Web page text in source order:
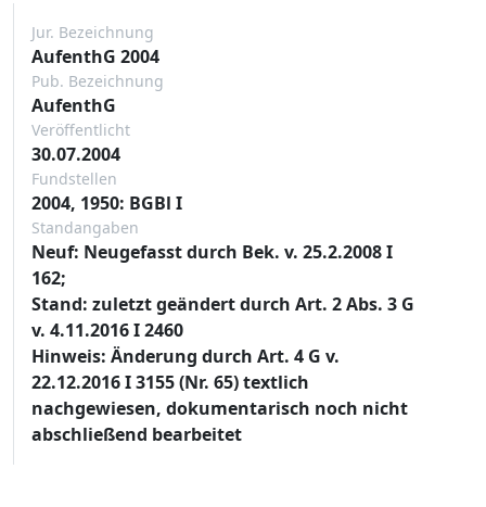
Jur. Bezeichnung
AufenthG 2004
Pub. Bezeichnung
AufenthG
Veröffentlicht
30.07.2004
Fundstellen
2004, 1950: BGBl I
Standangaben
Neuf: Neugefasst durch Bek. v. 25.2.2008 I
162;
Stand: zuletzt geändert durch Art. 2 Abs. 3 G
v. 4.11.2016 I 2460
Hinweis: Änderung durch Art. 4 G v.
22.12.2016 I 3155 (Nr. 65) textlich
nachgewiesen, dokumentarisch noch nicht
abschließend bearbeitet